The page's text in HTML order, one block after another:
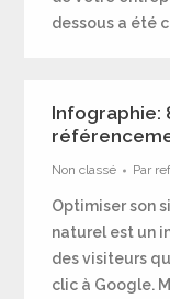
dessous a été
Infographie:
Non classé Par
Optimiser son
naturel est un
des visiteurs
clic à Google.